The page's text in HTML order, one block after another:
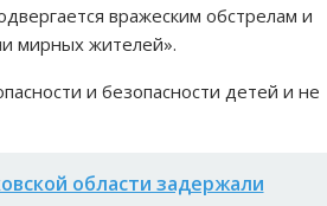
вражеским обстрелам и
мирных жителей».
и безопасности детей и не
области задержали